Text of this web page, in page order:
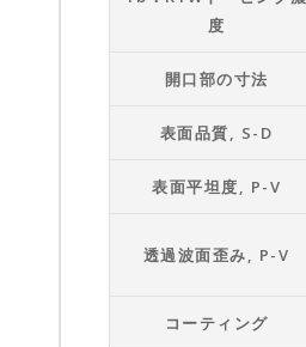
度
開口部の寸法
表面品質, S-D
表面平坦度, P-V
透過波面歪み, P-V
コーティング